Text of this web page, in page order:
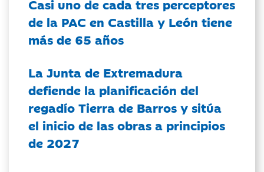
Casi uno de cada tres perceptores
de la PAC en Castilla y León tiene
más de 65 años
La Junta de Extremadura
defiende la planificación del
regadío Tierra de Barros y sitúa
el inicio de las obras a principios
de 2027